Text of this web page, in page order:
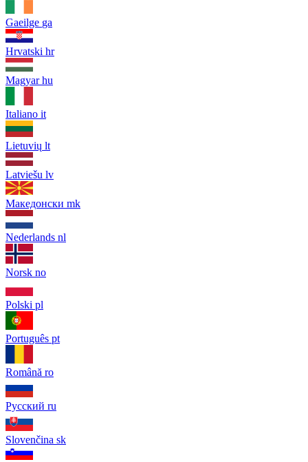
Gaeilge ga
Hrvatski hr
Magyar hu
Italiano it
Lietuvių lt
Latviešu lv
Македонски mk
Nederlands nl
Norsk no
Polski pl
Português pt
Română ro
Русский ru
Slovenčina sk